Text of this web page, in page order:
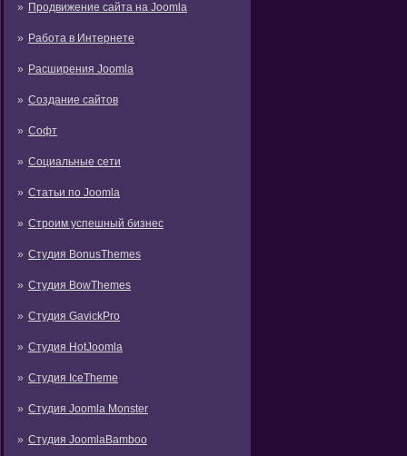
Продвижение сайта на Joomla
Работа в Интернете
Расширения Joomla
Создание сайтов
Софт
Социальные сети
Статьи по Joomla
Строим успешный бизнес
Студия BonusThemes
Студия BowThemes
Студия GavickPro
Студия HotJoomla
Студия IceTheme
Студия Joomla Monster
Студия JoomlaBamboo